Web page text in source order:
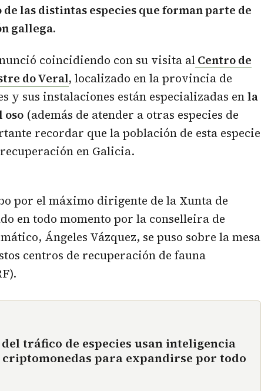
las distintas especies que forman parte de
gallega.
coincidiendo con su visita alCentro de
do Veral, localizado en la provincia de
y sus instalaciones están especializadas enla
oso (además de atender a otras especies de
recordar que la población de esta especie
en Galicia.
por el máximo dirigente de la Xunta de
en todo momento por la conselleira de
Ángeles Vázquez, se puso sobre la mesa
centros de recuperación de fauna
tráfico de especies usan inteligencia
para expandirse por todo